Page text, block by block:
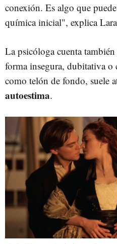
conexión. Es algo que
química inicial", explica
La psicóloga cuenta
forma insegura, dubitativa o
como telón de fondo, suele
autoestima.